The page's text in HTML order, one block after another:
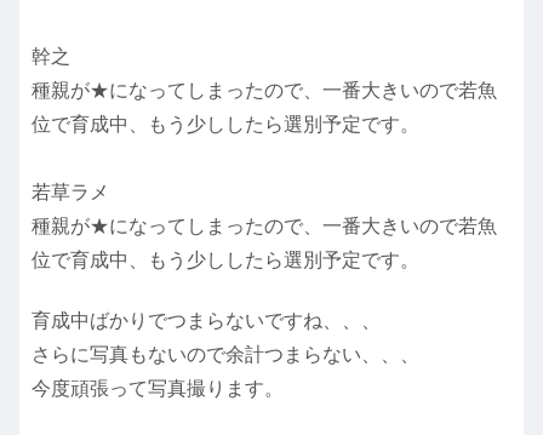
幹之
種親が★になってしまったので、一番大きいので若魚
位で育成中、もう少ししたら選別予定です。
若草ラメ
種親が★になってしまったので、一番大きいので若魚
位で育成中、もう少ししたら選別予定です。
育成中ばかりでつまらないですね、、、
さらに写真もないので余計つまらない、、、
今度頑張って写真撮ります。